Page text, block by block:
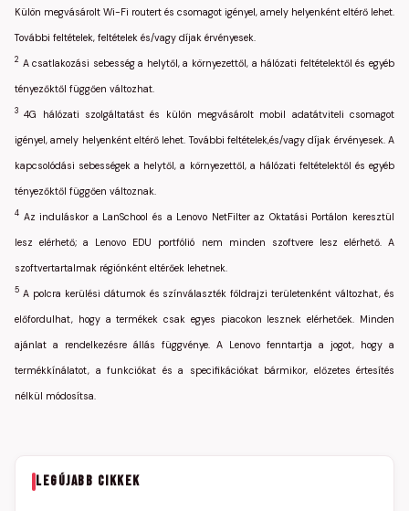
Külön megvásárolt Wi-Fi routert és csomagot igényel, amely helyenként eltérő lehet.
További feltételek, feltételek és/vagy díjak érvényesek.
2 A csatlakozási sebesség a helytől, a környezettől, a hálózati feltételektől és egyéb
tényezőktől függően változhat.
3 4G hálózati szolgáltatást és külön megvásárolt mobil adatátviteli csomagot
igényel, amely helyenként eltérő lehet. További feltételek,és/vagy díjak érvényesek. A
kapcsolódási sebességek a helytől, a környezettől, a hálózati feltételektől és egyéb
tényezőktől függően változnak.
4 Az induláskor a LanSchool és a Lenovo NetFilter az Oktatási Portálon keresztül
lesz elérhető; a Lenovo EDU portfólió nem minden szoftvere lesz elérhető. A
szoftvertartalmak régiónként eltérőek lehetnek.
5 A polcra kerülési dátumok és színválaszték földrajzi területenként változhat, és
előfordulhat, hogy a termékek csak egyes piacokon lesznek elérhetőek. Minden
ajánlat a rendelkezésre állás függvénye. A Lenovo fenntartja a jogot, hogy a
termékkínálatot, a funkciókat és a specifikációkat bármikor, előzetes értesítés
nélkül módosítsa.
LEGÚJABB CIKKEK